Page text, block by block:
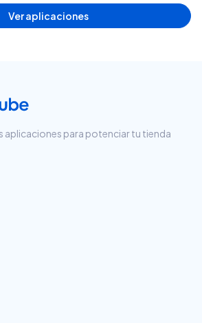
Ver aplicaciones
aplicaciones para potenciar tu tienda